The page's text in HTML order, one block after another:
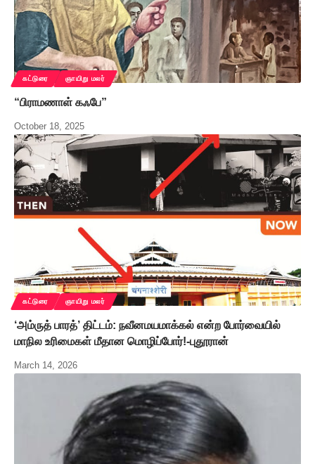
கட்டுரை ஞாயிறு மலர்
“பிராமணாள் கஃபே”
October 18, 2025
கட்டுரை ஞாயிறு மலர்
‘அம்ருத் பாரத்’ திட்டம்: நவீனமயமாக்கல் என்ற போர்வையில்
மாநில உரிமைகள் மீதான மொழிப்போர்!-புதூரான்
March 14, 2026